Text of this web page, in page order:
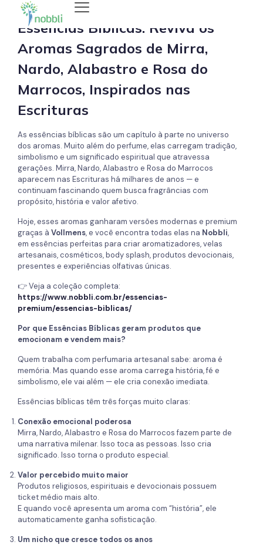
Essências Bíblicas: Reviva os
Aromas Sagrados de Mirra,
Nardo, Alabastro e Rosa do
Marrocos, Inspirados nas
Escrituras
As essências bíblicas são um capítulo à parte no universo
dos aromas. Muito além do perfume, elas carregam tradição,
simbolismo e um significado espiritual que atravessa
gerações. Mirra, Nardo, Alabastro e Rosa do Marrocos
aparecem nas Escrituras há milhares de anos — e
continuam fascinando quem busca fragrâncias com
propósito, história e valor afetivo.
Hoje, esses aromas ganharam versões modernas e premium
graças à Vollmens, e você encontra todas elas na Nobbli,
em essências perfeitas para criar aromatizadores, velas
artesanais, cosméticos, body splash, produtos devocionais,
presentes e experiências olfativas únicas.
👉 Veja a coleção completa:
https://www.nobbli.com.br/essencias-
premium/essencias-biblicas/
Por que Essências Bíblicas geram produtos que
emocionam e vendem mais?
Quem trabalha com perfumaria artesanal sabe: aroma é
memória. Mas quando esse aroma carrega história, fé e
simbolismo, ele vai além — ele cria conexão imediata.
Essências bíblicas têm três forças muito claras:
Conexão emocional poderosa
Mirra, Nardo, Alabastro e Rosa do Marrocos fazem parte de
uma narrativa milenar. Isso toca as pessoas. Isso cria
significado. Isso torna o produto especial.
Valor percebido muito maior
Produtos religiosos, espirituais e devocionais possuem
ticket médio mais alto.
E quando você apresenta um aroma com “história”, ele
automaticamente ganha sofisticação.
Um nicho que cresce todos os anos